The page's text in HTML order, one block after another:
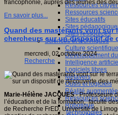
Ressources
Ressources
Sites éducatifs
Sites
Sites ressources
Sciences et techniques
Culture scientifique
Développement
Intelligence
Logiciels libres
Métavers
Outils et logiciels
Réalité augmentée
Ressources
Robotique
Technologies
francophonie, auprès des jeunes des
En savoir plus...
Quand des mastérants vont sur
chercheurs sur un dispositif de
mercredi, 02 octobre 2024
Recherche
Marie-Hélène JACQUES- Professeure
l’éducation et de la formation, faculté
de Recherche FrED, Université de